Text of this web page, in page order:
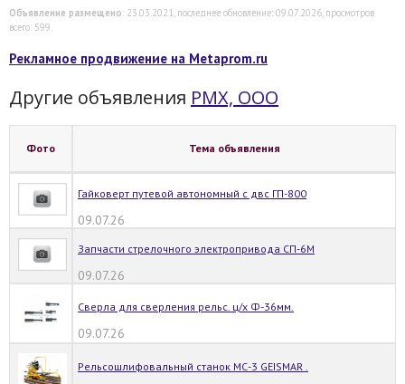
Объявление размещено: 23.03.2021, последнее обновление: 09.07.2026, просмотров
всего: 599.
Рекламное продвижение на Metaprom.ru
Другие объявления РМХ, ООО
Фото Тема объявления
Гайковерт путевой автономный с двс ГП-800
09.07.26
Запчасти стрелочного электропривода СП-6М
09.07.26
Сверла для сверления рельс. ц/х Ф-36мм.
09.07.26
Рельсошлифовальный станок МС-3 GEISMAR .